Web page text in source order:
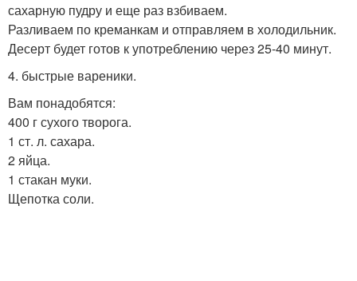
сахарную пудру и еще раз взбиваем.
Разливаем по креманкам и отправляем в холодильник.
Десерт будет готов к употреблению через 25-40 минут.
4. быстрые вареники.
Вам понадобятся:
400 г сухого творога.
1 ст. л. сахара.
2 яйца.
1 стакан муки.
Щепотка соли.